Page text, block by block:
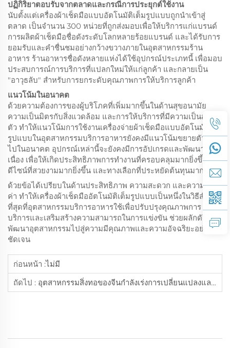
ปฏิกิริยาตอบรับจากตลาดและกรณีการประยุกต์ใช้งาน
นับตั้งแต่เครื่องผ้าเช็ดมือแบบอัตโนมัติเต็มรูปแบบถูกนำเข้าสู่
ตลาด เป็นจำนวน 300 หน่วยที่ถูกส่งมอบเพื่อให้บริการแก่แบรนด์
การผลิตผ้าเช็ดมือชื่อดังระดับโลกหลายร้อยแบรนด์ และได้รับการ
ยอมรับและคำชื่นชมอย่างกว้างขวางภายในอุตสาหกรรมร้าน
อาหาร ร้านอาหารชื่อดังหลายแห่งได้ใช้อุปกรณ์ประเภทนี้ เพื่อมอบ
ประสบการณ์การบริการที่แปลกใหม่ให้แก่ลูกค้า และกลายเป็น
"อาวุธลับ" สำหรับการยกระดับคุณภาพการให้บริการลูกค้า
แนวโน้มในอนาคต
ด้วยความต้องการของผู้บริโภคที่เพิ่มมากขึ้นในด้านสุขอนามัย
ความเป็นมิตรกับสิ่งแวดล้อม และการให้บริการที่มีความเป็นส่วน
ตัว ทำให้แนวโน้มการใช้งานเครื่องจ่ายผ้าเช็ดมือแบบอัตโนมัติเต็ม
รูปแบบในอุตสาหกรรมบริการอาหารยังคงมีแนวโน้มขยายตัว ต่อ
ไปในอนาคต อุปกรณ์เหล่านี้จะยังคงมีการอัปเกรดและพัฒนาต่อ
เนื่อง เพื่อให้เกิดประสิทธิภาพการทำงานที่ครอบคลุมมากยิ่งขึ้น
ดีไซน์ที่สวยงามมากยิ่งขึ้น และทางเลือกที่ประหยัดต้นทุนมากยิ่งขึ้น
ด้วยข้อได้เปรียบในด้านประสิทธิภาพ ความสะดวก และความคุ้ม
ค่า ทำให้เครื่องผ้าเช็ดมืออัตโนมัติเต็มรูปแบบเป็นหนึ่งในวิธีสำคัญ
ที่สุดที่อุตสาหกรรมบริการอาหารใช้เพื่อปรับปรุงคุณภาพการ
บริการและเสริมสร้างความสามารถในการแข่งขัน ช่วยผลักดันการ
พัฒนาอุตสาหกรรมไปสู่ความมีคุณภาพและความอัจฉริยะอย่าง
ชัดเจน
ก่อนหน้า :ไม่มี
ถัดไป : อุตสาหกรรมสิ่งทอของจีนกำลังเร่งการเปลี่ยนแปลงและอัพเกรดสู่การผลิตอัจฉริยะ